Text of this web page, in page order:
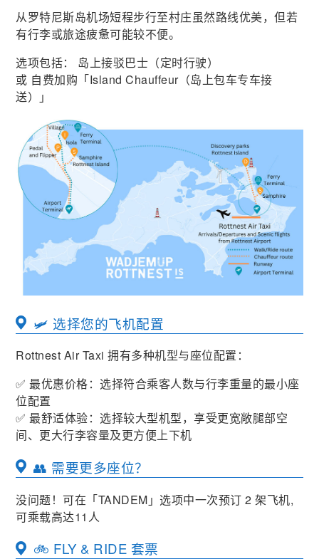
从罗特尼斯岛机场短程步行至村庄虽然路线优美，但若
有行李或旅途疲惫可能较不便。
选项包括： 岛上接驳巴士（定时行驶）
或 自费加购「Island Chauffeur（岛上包车专车接
送）」
🛩️ 选择您的飞机配置
Rottnest Air Taxi 拥有多种机型与座位配置：
✅ 最优惠价格：选择符合乘客人数与行李重量的最小座
位配置
✅ 最舒适体验：选择较大型机型，享受更宽敞腿部空
间、更大行李容量及更方便上下机
👥 需要更多座位？
没问题！可在「TANDEM」选项中一次预订 2 架飞机,
可乘载高达11人
🚲 FLY & RIDE 套票